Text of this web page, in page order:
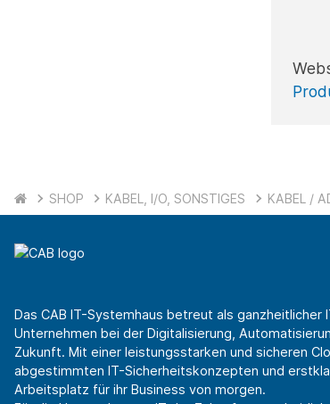
SHOP KABEL, I/O, SONSTIGES KABEL /
Das CAB IT-Systemhaus betreut als
Unternehmen bei der Digitalisierung,
Zukunft. Mit einer leistungsstarken und sicheren
abgestimmten IT-Sicherheitskonzepten und
Arbeitsplatz für ihr Business von morgen.